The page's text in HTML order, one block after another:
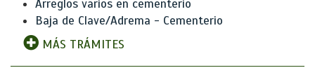
Arreglos varios en cementerio
Baja de Clave/Adrema - Cementerio
MÁS TRÁMITES